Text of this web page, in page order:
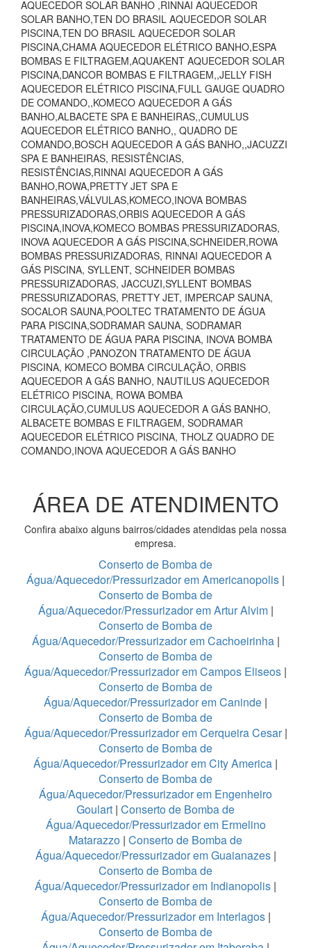
AQUECEDOR SOLAR BANHO ,RINNAI AQUECEDOR
SOLAR BANHO,TEN DO BRASIL AQUECEDOR SOLAR
PISCINA,TEN DO BRASIL AQUECEDOR SOLAR
PISCINA,CHAMA AQUECEDOR ELÉTRICO BANHO,ESPA
BOMBAS E FILTRAGEM,AQUAKENT AQUECEDOR SOLAR
PISCINA,DANCOR BOMBAS E FILTRAGEM,,JELLY FISH
AQUECEDOR ELÉTRICO PISCINA,FULL GAUGE QUADRO
DE COMANDO,,KOMECO AQUECEDOR A GÁS
BANHO,ALBACETE SPA E BANHEIRAS,,CUMULUS
AQUECEDOR ELÉTRICO BANHO,, QUADRO DE
COMANDO,BOSCH AQUECEDOR A GÁS BANHO,,JACUZZI
SPA E BANHEIRAS, RESISTÊNCIAS,
RESISTÊNCIAS,RINNAI AQUECEDOR A GÁS
BANHO,ROWA,PRETTY JET SPA E
BANHEIRAS,VÁLVULAS,KOMECO,INOVA BOMBAS
PRESSURIZADORAS,ORBIS AQUECEDOR A GÁS
PISCINA,INOVA,KOMECO BOMBAS PRESSURIZADORAS,
INOVA AQUECEDOR A GÁS PISCINA,SCHNEIDER,ROWA
BOMBAS PRESSURIZADORAS, RINNAI AQUECEDOR A
GÁS PISCINA, SYLLENT, SCHNEIDER BOMBAS
PRESSURIZADORAS, JACCUZI,SYLLENT BOMBAS
PRESSURIZADORAS, PRETTY JET, IMPERCAP SAUNA,
SOCALOR SAUNA,POOLTEC TRATAMENTO DE ÁGUA
PARA PISCINA,SODRAMAR SAUNA, SODRAMAR
TRATAMENTO DE ÁGUA PARA PISCINA, INOVA BOMBA
CIRCULAÇÃO ,PANOZON TRATAMENTO DE ÁGUA
PISCINA, KOMECO BOMBA CIRCULAÇÃO, ORBIS
AQUECEDOR A GÁS BANHO, NAUTILUS AQUECEDOR
ELÉTRICO PISCINA, ROWA BOMBA
CIRCULAÇÃO,CUMULUS AQUECEDOR A GÁS BANHO,
ALBACETE BOMBAS E FILTRAGEM, SODRAMAR
AQUECEDOR ELÉTRICO PISCINA, THOLZ QUADRO DE
COMANDO,INOVA AQUECEDOR A GÁS BANHO
ÁREA DE ATENDIMENTO
Confira abaixo alguns bairros/cidades atendidas pela nossa
empresa.
Conserto de Bomba de
Água/Aquecedor/Pressurizador em Americanopolis |
Conserto de Bomba de
Água/Aquecedor/Pressurizador em Artur Alvim |
Conserto de Bomba de
Água/Aquecedor/Pressurizador em Cachoeirinha|
Conserto de Bomba de
Água/Aquecedor/Pressurizador em Campos Eliseos |
Conserto de Bomba de
Água/Aquecedor/Pressurizador em Caninde |
Conserto de Bomba de
Água/Aquecedor/Pressurizador em Cerqueira Cesar|
Conserto de Bomba de
Água/Aquecedor/Pressurizador em City America |
Conserto de Bomba de
Água/Aquecedor/Pressurizador em Engenheiro
Goulart | Conserto de Bomba de
Água/Aquecedor/Pressurizador em Ermelino
Matarazzo | Conserto de Bomba de
Água/Aquecedor/Pressurizador em Guaianazes|
Conserto de Bomba de
Água/Aquecedor/Pressurizador em Indianopolis |
Conserto de Bomba de
Água/Aquecedor/Pressurizador em Interlagos|
Conserto de Bomba de